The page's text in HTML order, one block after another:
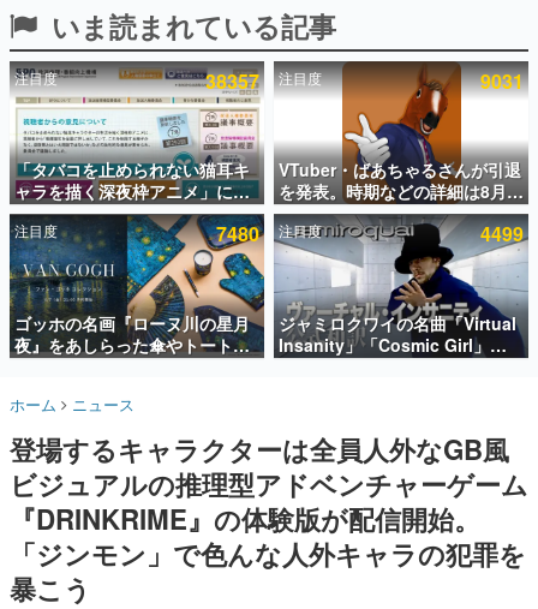
殿堂入り記事
SNS拡散数が数千以上！ ページビュー数万以上！ などな
ど。多くの人々に読まれた、電ファミ渾身の“殿堂入り”記
事をまとめました。
ゲームの企画書
名作ゲームクリエイターの方々に製作時のエピソードをお
聞きし、ヒットする企画（ゲーム）とは何か？を探ってい
きます。
赫本
この物語を解いてはいけない。『赫本』は、〈試験問題〉
の形をした短編ホラー小説集です。
新世代に訊く
これからのデジタルゲーム市場を担う若きクリエイター達
の姿を追い、彼らのルーツと情熱を探っていきます。
ゲームに多大な影響を受けた作家さんに取材し、ゲームが
日本のコンテンツ産業やカルチャーに与えた影響を探る企
画です。
日本モバイルゲーム産業史
日本のモバイルゲーム史における主要なトピック・タイト
ルを網羅するほか、開発者へのインタビューや識者による
解説を掲載。約20年の歴史が一望できる決定版！
いま読まれている記事
注目度 38357
「タバコを止められない猫耳キ
ャラを描く深夜枠アニメ」に視
聴者の一部から批判意見。違法
薬物の使用と思しき描写も含め
て、BPOが議論を交わす
注目度 9031
VTuber・ばあちゃるさんが引退
を発表。時期などの詳細は8月9
日15時からの配信で説明
注目度 7480
ゴッホの名画『ローヌ川の星月
夜』をあしらった傘やトートバ
ッグなどが登場。8月7日21時よ
注目度 4499
ジャミロクワイの名曲「Virtual
Insanity」「Cosmic Girl」
「Canned Heat」公式日本語字
て
ホーム ニュース
登場するキャラクターは全員人外なGB風
ビジュアルの推理型アドベンチャーゲーム
『DRINKRIME』の体験版が配信開始。
「ジンモン」で色んな人外キャラの犯罪を
暴こう